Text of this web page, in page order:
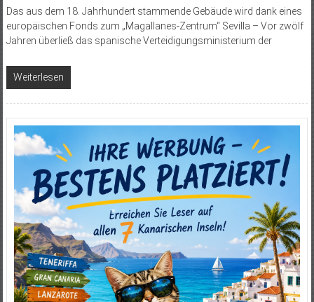
Das aus dem 18. Jahrhundert stammende Gebäude wird dank eines
europäischen Fonds zum „Magallanes-Zentrum“ Sevilla – Vor zwölf
Jahren überließ das spanische Verteidigungsministerium der
Weiterlesen